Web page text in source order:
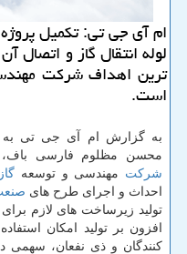
ام آی جی تی: تكمیل
لوله انتقال گاز و اتصال
است.
به گزارش ام آی جی تی به
محسن مظلوم فارسی باف،
شركت مهندسی و توسعه گاز
احداث و اجرای طرح های
تولید زیرساخت های لازم
افزون بر تولید امكان
كنندگان و ذی نفعان، سهمی